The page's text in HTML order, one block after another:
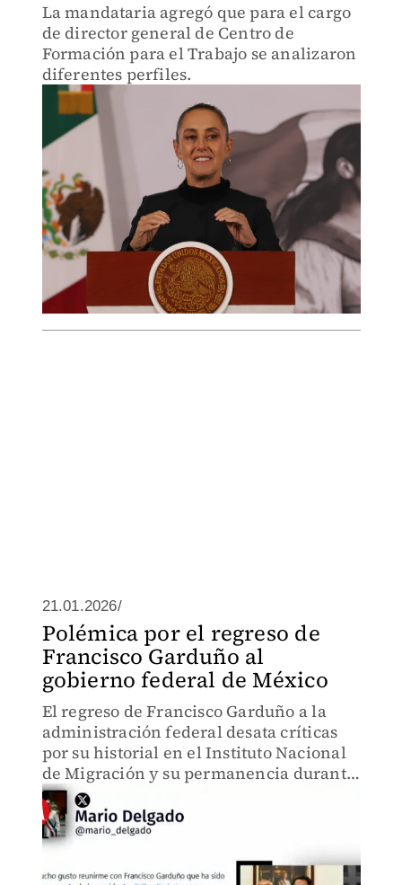
La mandataria agregó que para el cargo
de director general de Centro de
Formación para el Trabajo se analizaron
diferentes perfiles.
21.01.2026/
Polémica por el regreso de
Francisco Garduño al
gobierno federal de México
El regreso de Francisco Garduño a la
administración federal desata críticas
por su historial en el Instituto Nacional
de Migración y su permanencia durante
una etapa clave de presión de Estados
Unidos en política migratoria.